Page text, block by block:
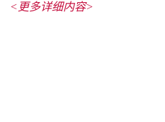
<更多详细内容>